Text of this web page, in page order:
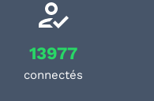
13977
connectés